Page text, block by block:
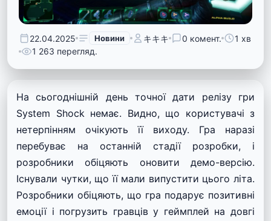
22.04.2025 Новини キキキ 0 комент.
1 хв
1 263 перегляд.
На сьогоднішній день точної дати релізу гри
System Shock немає. Видно, що користувачі з
нетерпінням очікують її виходу. Гра наразі
перебуває на останній стадії розробки, і
розробники обіцяють оновити демо-версію.
Існували чутки, що її мали випустити цього літа.
Розробники обіцяють, що гра подарує позитивні
емоції і погрузить гравців у геймплей на довгі